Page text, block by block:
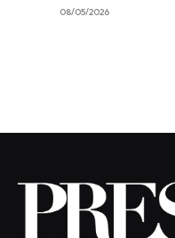
08/05/2026